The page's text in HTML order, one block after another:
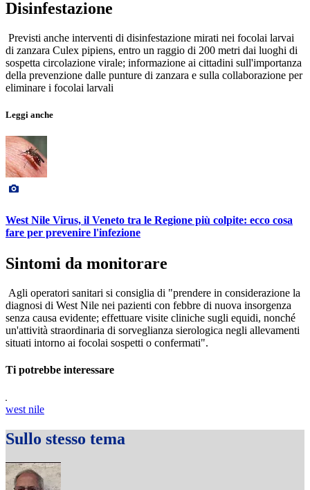
Disinfestazione
Previsti anche interventi di disinfestazione mirati nei focolai larvai
di zanzara Culex pipiens, entro un raggio di 200 metri dai luoghi di
sospetta circolazione virale; informazione ai cittadini sull'importanza
della prevenzione dalle punture di zanzara e sulla collaborazione per
eliminare i focolai larvali
Leggi anche
West Nile Virus, il Veneto tra le Regione più colpite: ecco cosa
fare per prevenire l'infezione
Sintomi da monitorare
Agli operatori sanitari si consiglia di "prendere in considerazione la
diagnosi di West Nile nei pazienti con febbre di nuova insorgenza
senza causa evidente; effettuare visite cliniche sugli equidi, nonché
un'attività straordinaria di sorveglianza sierologica negli allevamenti
situati intorno ai focolai sospetti o confermati".
Ti potrebbe interessare
west nile
Sullo stesso tema